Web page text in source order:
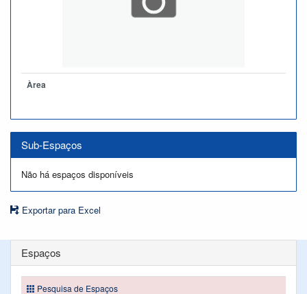
Àrea
Sub-Espaços
Não há espaços disponíveis
Exportar para Excel
Espaços
Pesquisa de Espaços